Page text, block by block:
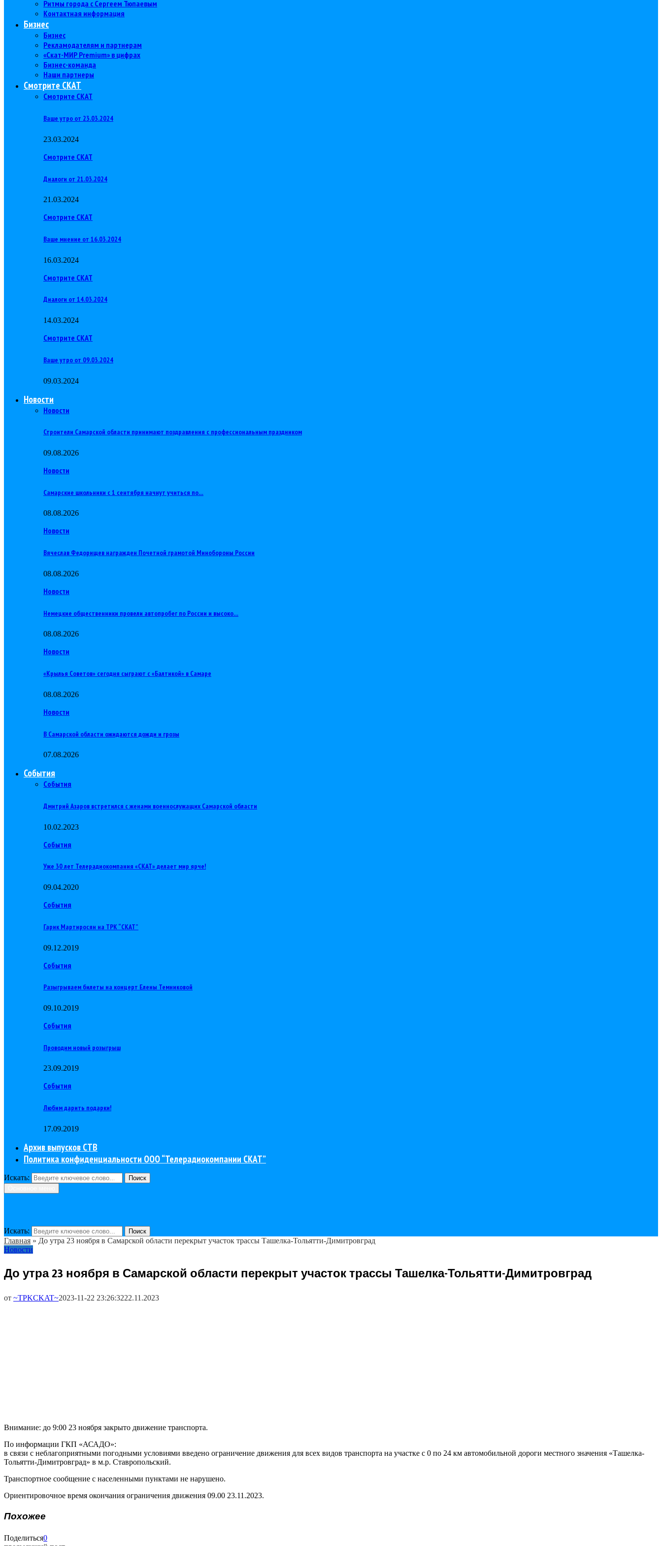
Ритмы города с Сергеем Тюпаевым
Контактная информация
Бизнес
Бизнес
Рекламодателям и партнерам
«Скат-МИР Premium» в цифрах
Бизнес-команда
Наши партнеры
Смотрите СКАТ
Смотрите СКАТ
Ваше утро от 23.03.2024
23.03.2024
Смотрите СКАТ
Диалоги от 21.03.2024
21.03.2024
Смотрите СКАТ
Ваше мнение от 16.03.2024
16.03.2024
Смотрите СКАТ
Диалоги от 14.03.2024
14.03.2024
Смотрите СКАТ
Ваше утро от 09.03.2024
09.03.2024
Новости
Новости
Строители Самарской области принимают поздравления с профессиональным праздником
09.08.2026
Новости
Самарские школьники с 1 сентября начнут учиться по…
08.08.2026
Новости
Вячеслав Федорищев награжден Почетной грамотой Минобороны России
08.08.2026
Новости
Немецкие общественники провели автопробег по России и высоко…
08.08.2026
Новости
«Крылья Советов» сегодня сыграют с «Балтикой» в Самаре
08.08.2026
Новости
В Самарской области ожидаются дожди и грозы
07.08.2026
События
События
Дмитрий Азаров встретился с женами военнослужащих Самарской области
10.02.2023
События
Уже 30 лет Телерадиокомпания «СКАТ» делает мир ярче!
09.04.2020
События
Гарик Мартиросян на ТРК “СКАТ”
09.12.2019
События
Разыгрываем билеты на концерт Елены Темниковой
09.10.2019
События
Проводим новый розыгрыш
23.09.2019
События
Любим дарить подарки!
17.09.2019
Архив выпусков СТВ
Политика конфиденциальности ООО “Телерадиокомпании СКАТ”
Искать:
Поиск
Искать: Поиск
Главная » До утра 23 ноября в Самарской области перекрыт участок трассы Ташелка-Тольятти-Димитровград
Новости
До утра 23 ноября в Самарской области перекрыт участок трассы Ташелка-Тольятти-Димитровград
от ~TPKCKAT~2023-11-22 23:26:3222.11.2023
Внимание: до 9:00 23 ноября закрыто движение транспорта.
По информации ГКП «АСАДО»:
в связи с неблагоприятными погодными условиями введено ограничение движения для всех видов транспорта на участке с 0 по 24 км автомобильной дороги местного значения «Ташелка-
Тольятти-Димитровград» в м.р. Ставропольский.
Транспортное сообщение с населенными пунктами не нарушено.
Ориентировочное время окончания ограничения движения 09.00 23.11.2023.
Похожее
Поделиться0